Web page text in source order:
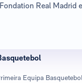
Real Madrid
Equipa Basquetebol